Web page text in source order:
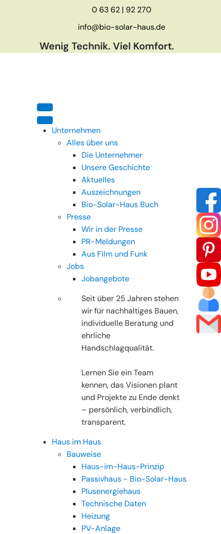
0 63 62 | 92 270
info@bio-solar-haus.de
Wenig Technik. Viel Komfort.
Unternehmen
Alles über uns
Die Unternehmer
Unsere Geschichte
Aktuelles
Auszeichnungen
Bio-Solar-Haus Buch
Presse
Wir in der Presse
PR-Meldungen
Aus Film und Funk
Jobs
Jobangebote
Seit über 25 Jahren stehen
wir für nachhaltiges Bauen,
individuelle Beratung und
ehrliche
Handschlagqualität.
Lernen Sie ein Team
kennen, das Visionen plant
und Projekte zu Ende denkt
– persönlich, verbindlich,
transparent.
Haus im Haus
Bauweise
Haus-im-Haus-Prinzip
Passivhaus - Bio-Solar-Haus
Plusenergiehaus
Technische Daten
Heizung
PV-Anlage